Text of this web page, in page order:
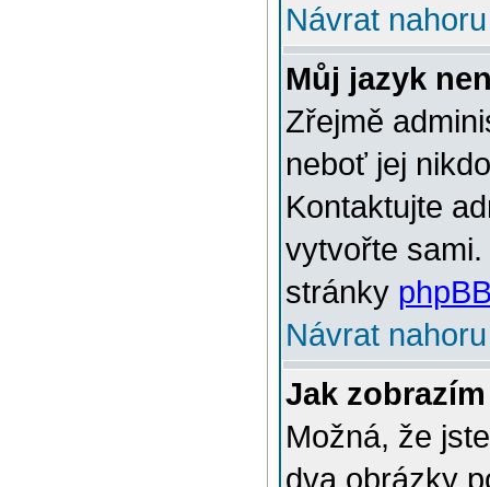
Návrat nahoru
Můj jazyk
Zřejmě
neboť jej
Kontaktujte
vytvořte
stránky
Návrat nahoru
Jak
Možná, že
dva obrázky